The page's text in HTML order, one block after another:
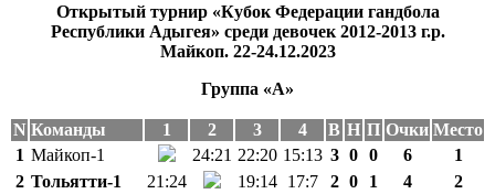
Открытый турнир «Кубок Федерации гандбола
Республики Адыгея» среди девочек 2012-2013 г.р.
Майкоп. 22-24.12.2023
Группа «А»
N Команды 1 2 3 4 В Н П Очки Место
1 Майкоп-1 24:21 22:20 15:13 3 0 0 6
1
2 Тольятти-1 21:24 19:14 17:7 2 0 1 4
2